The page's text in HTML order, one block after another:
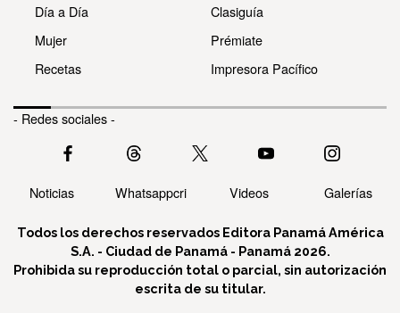
Día a Día
Mujer
Recetas
Clasiguía
Prémiate
Impresora Pacífico
- Redes sociales -
Noticias Whatsappcri Videos Galerías
Todos los derechos reservados Editora Panamá América
S.A. - Ciudad de Panamá - Panamá 2026.
Prohibida su reproducción total o parcial, sin autorización
escrita de su titular.